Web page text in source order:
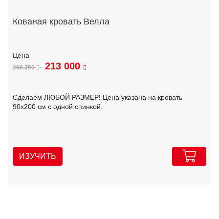
Кованая кровать Велла
266 250 213 000
Сделаем ЛЮБОЙ РАЗМЕР! Цена указана на кровать
90х200 см с одной спинкой.
ИЗУЧИТЬ